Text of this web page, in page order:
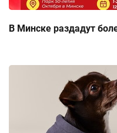
В Минске раздадут